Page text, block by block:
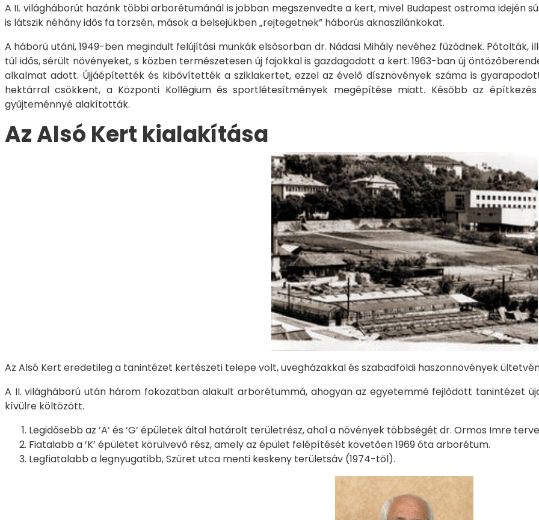
A II. világháborút hazánk többi arborétumánál is jobban megszenvedte a kert, mivel Budapest ostroma idején
is látszik néhány idős fa törzsén, mások a belsejükben „rejtegetnek” háborús aknaszilánkokat.
A háború utáni, 1949-ben megindult felújítási munkák elsősorban dr. Nádasi Mihály nevéhez fűződnek.
túl idős, sérült növényeket, s közben természetesen új fajokkal is gazdagodott a kert. 1963-ban új
alkalmat adott. Újjáépítették és kibővítették a sziklakertet, ezzel az évelő dísznövények száma is
hektárral csökkent, a Központi Kollégium és sportlétesítmények megépítése miatt. Később az
gyűjteménnyé alakították.
Az Alsó Kert kialakítása
Az Alsó Kert eredetileg a tanintézet kertészeti telepe volt, üvegházakkal és szabadföldi haszonnövények
A II. világháború után három fokozatban alakult arborétummá, ahogyan az egyetemmé fejlődött tanintézet
kívülre költözött.
Legidősebb az ’A’ és ’G’ épületek által határolt területrész, ahol a növények többségét dr. Ormos Imre
Fiatalabb a ’K’ épületet körülvevő rész, amely az épület felépítését követően 1969 óta arborétum.
Legfiatalabb a legnyugatibb, Szüret utca menti keskeny területsáv (1974-től).